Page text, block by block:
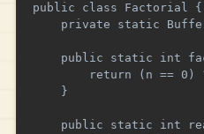
public class Factorial {
private static
public static int
return (n == 0)
    }
public static int